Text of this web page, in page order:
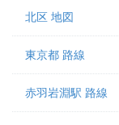
北区 地図
東京都 路線
赤羽岩淵駅 路線